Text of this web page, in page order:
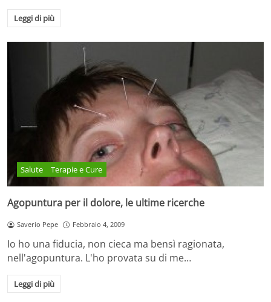
Leggi di più
Salute Terapie e Cure
Agopuntura per il dolore, le ultime ricerche
Saverio Pepe Febbraio 4, 2009
Io ho una fiducia, non cieca ma bensì ragionata,
nell'agopuntura. L'ho provata su di me…
Leggi di più